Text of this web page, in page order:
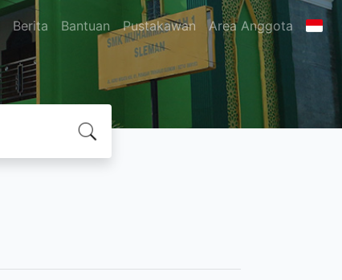
Berita Bantuan Pustakawan Area Anggota